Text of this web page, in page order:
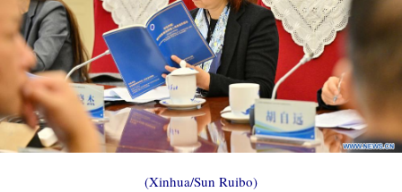
(Xinhua/Sun Ruibo)